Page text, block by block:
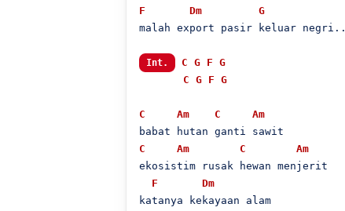
F
Dm
G
malah export pasir keluar negri..
Int. C G F G
C G F G
C Am C
Am
C
Am C
Am
ekosistim rusak hewan menjerit
F
Dm